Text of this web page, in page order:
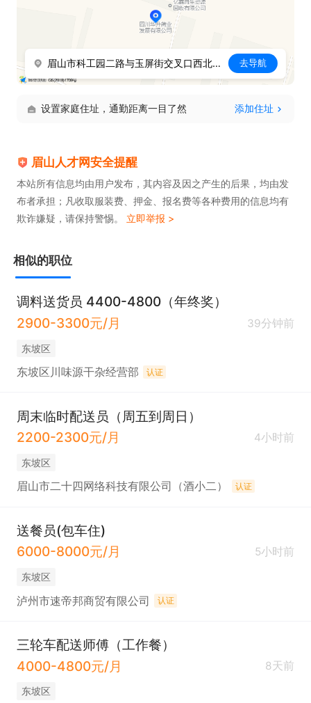
眉山市科工园二路与玉屏街交叉口西北360米 去导航
设置家庭住址，通勤距离一目了然 添加住址
眉山人才网安全提醒
本站所有信息均由用户发布，其内容及因之产生的后果，均由发
布者承担；凡收取服装费、押金、报名费等各种费用的信息均有
欺诈嫌疑，请保持警惕。 立即举报 >
相似的职位
调料送货员 4400-4800（年终奖）
2900-3300元/月
39分钟前
东坡区
东坡区川味源干杂经营部 认证
周末临时配送员（周五到周日）
2200-2300元/月
4小时前
东坡区
眉山市二十四网络科技有限公司（酒小二） 认证
送餐员(包车住)
6000-8000元/月
5小时前
东坡区
泸州市速帝邦商贸有限公司 认证
三轮车配送师傅（工作餐）
4000-4800元/月
8天前
东坡区